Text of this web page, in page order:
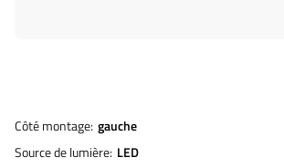
Côté montage gauche
Source de lumière LED